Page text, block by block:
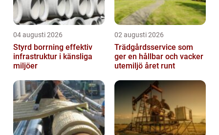
04 augusti 2026
Styrd borrning effektiv
infrastruktur i känsliga
miljöer
02 augusti 2026
Trädgårdsservice som
ger en hållbar och vacker
utemiljö året runt